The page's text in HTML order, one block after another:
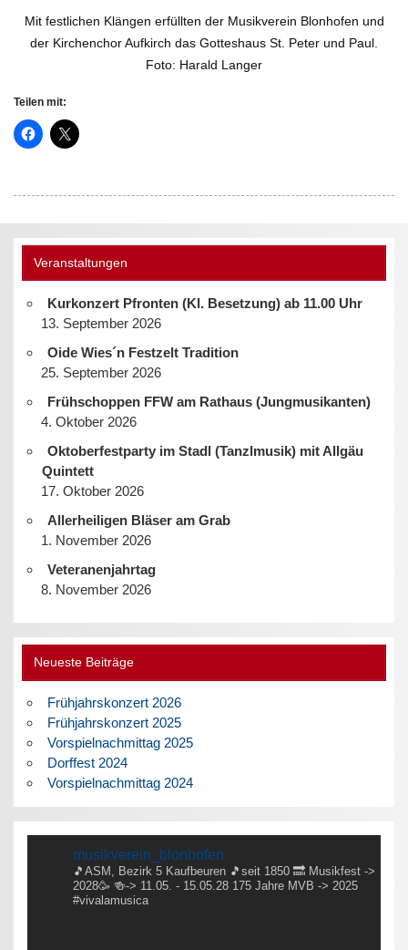
Mit festlichen Klängen erfüllten der Musikverein Blonhofen und
der Kirchenchor Aufkirch das Gotteshaus St. Peter und Paul.
Foto: Harald Langer
Teilen mit:
Veranstaltungen
Kurkonzert Pfronten (Kl. Besetzung) ab 11.00 Uhr
13. September 2026
Oide Wies´n Festzelt Tradition
25. September 2026
Frühschoppen FFW am Rathaus (Jungmusikanten)
4. Oktober 2026
Oktoberfestparty im Stadl (Tanzlmusik) mit Allgäu
Quintett
17. Oktober 2026
Allerheiligen Bläser am Grab
1. November 2026
Veteranenjahrtag
8. November 2026
Neueste Beiträge
Frühjahrskonzert 2026
Frühjahrskonzert 2025
Vorspielnachmittag 2025
Dorffest 2024
Vorspielnachmittag 2024
musikverein_blonhofen
🎵ASM, Bezirk 5 Kaufbeuren 🎵seit 1850 🔜 Musikfest ->
2028🥳🍻-> 11.05. - 15.05.28 175 Jahre MVB -> 2025
#vivalamusica